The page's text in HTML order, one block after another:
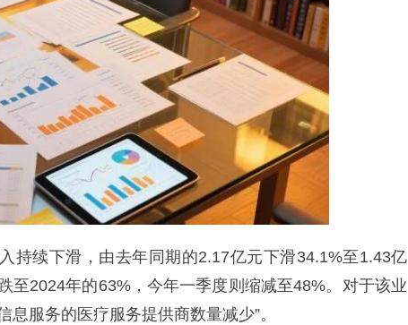
持续下滑，由去年同期的2.17亿元下滑34.1%至1.43亿
至2024年的63%，今年一季度则缩减至48%。对于该业
服务的医疗服务提供商数量减少”。